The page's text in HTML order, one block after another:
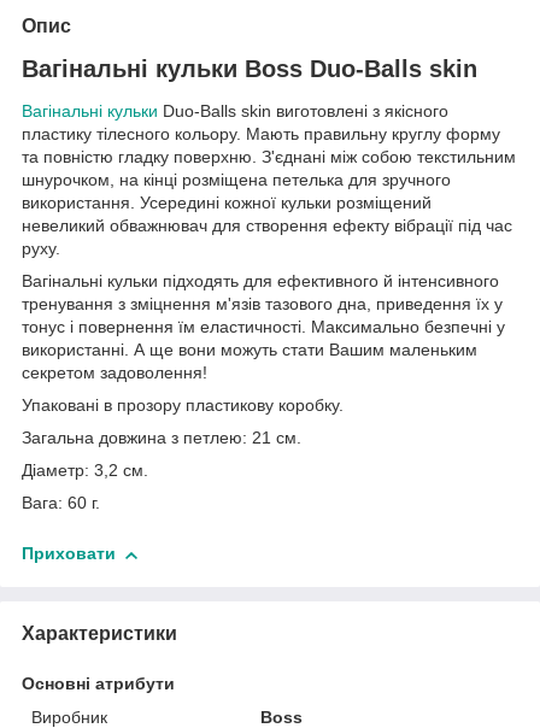
Опис
Вагінальні кульки Boss Duo-Balls skin
Вагінальні кульки Duo-Balls skin виготовлені з якісного
пластику тілесного кольору. Мають правильну круглу форму
та повністю гладку поверхню. З'єднані між собою текстильним
шнурочком, на кінці розміщена петелька для зручного
використання. Усередині кожної кульки розміщений
невеликий обважнювач для створення ефекту вібрації під час
руху.
Вагінальні кульки підходять для ефективного й інтенсивного
тренування з зміцнення м'язів тазового дна, приведення їх у
тонус і повернення їм еластичності. Максимально безпечні у
використанні. А ще вони можуть стати Вашим маленьким
секретом задоволення!
Упаковані в прозору пластикову коробку.
Загальна довжина з петлею: 21 см.
Діаметр: 3,2 см.
Вага: 60 г.
Приховати
Характеристики
Основні атрибути
Виробник
Boss